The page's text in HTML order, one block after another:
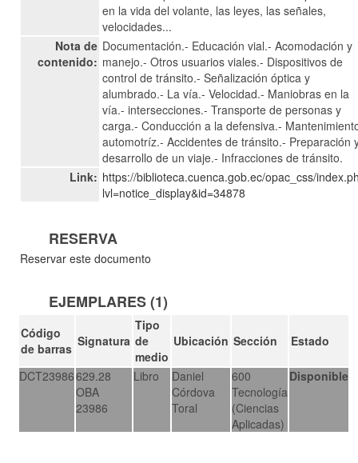
en la vida del volante, las leyes, las señales,
velocidades...
Nota de
contenido:
Documentación.- Educación vial.- Acomodación y
manejo.- Otros usuarios viales.- Dispositivos de
control de tránsito.- Señalización óptica y
alumbrado.- La vía.- Velocidad.- Maniobras en la
vía.- intersecciones.- Transporte de personas y
carga.- Conducción a la defensiva.-
automotríz.- Accidentes de tránsito.- Preparación
desarrollo de un viaje.- Infracciones de tránsito.
Link: https://biblioteca.cuenca.gob.ec/opac_css/
lvl=notice_display&id=34878
RESERVA
Reservar este documento
EJEMPLARES (1)
Código
de barras Signatura
Tipo
de
medio
Ubicación Sección Estado
DCT23986629.28
OBA
23986
Libro
Daniel
Córdova
Toral
600
Tecnología
(Ciencias
Aplicadas)
Disponible